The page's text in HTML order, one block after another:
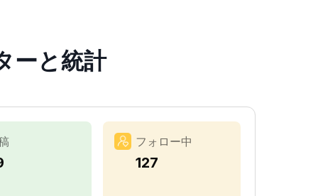
ーと統計
フォロー中
127